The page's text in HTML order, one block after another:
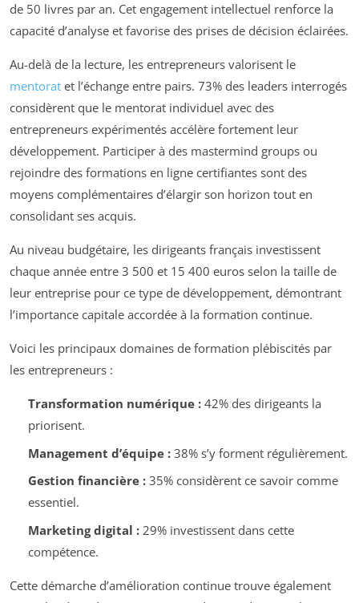
de 50 livres par an. Cet engagement intellectuel renforce la
capacité d’analyse et favorise des prises de décision éclairées.
Au-delà de la lecture, les entrepreneurs valorisent le
mentorat et l’échange entre pairs. 73% des leaders interrogés
considèrent que le mentorat individuel avec des
entrepreneurs expérimentés accélère fortement leur
développement. Participer à des mastermind groups ou
rejoindre des formations en ligne certifiantes sont des
moyens complémentaires d’élargir son horizon tout en
consolidant ses acquis.
Au niveau budgétaire, les dirigeants français investissent
chaque année entre 3 500 et 15 400 euros selon la taille de
leur entreprise pour ce type de développement, démontrant
l’importance capitale accordée à la formation continue.
Voici les principaux domaines de formation plébiscités par
les entrepreneurs :
Transformation numérique :42% des dirigeants la
priorisent.
Management d’équipe :38% s’y forment régulièrement.
Gestion financière :35% considèrent ce savoir comme
essentiel.
Marketing digital :29% investissent dans cette
compétence.
Cette démarche d’amélioration continue trouve également